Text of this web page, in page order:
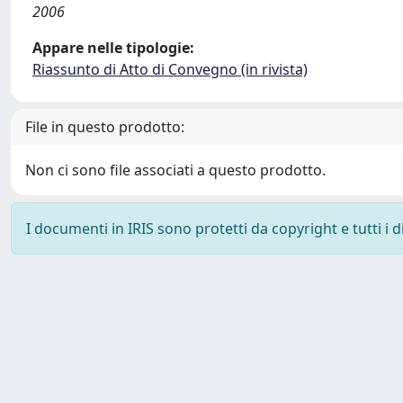
2006
Appare nelle tipologie:
Riassunto di Atto di Convegno (in rivista)
File in questo prodotto:
Non ci sono file associati a questo prodotto.
I documenti in IRIS sono protetti da copyright e tutti i